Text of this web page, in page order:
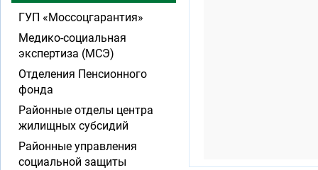
ГУП «Моссоцгарантия»
Медико-социальная
экспертиза (МСЭ)
Отделения Пенсионного
фонда
Районные отделы центра
жилищных субсидий
Районные управления
социальной защиты